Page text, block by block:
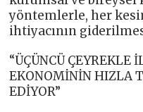
yöntemlerle, her
ihtiyacının
“ÜÇÜNCÜ ÇEYREKLE
EKONOMİNİN HIZLA
EDİYOR”